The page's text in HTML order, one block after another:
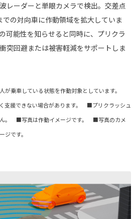
レーダーと単眼カメラで検出。交差点
の対向車に作動領域を拡大していま
可能性を知らせると同時に、プリクラ
突回避または被害軽減をサポートしま
が乗車している状態を作動対象としています。
支援できない場合があります。 ■プリクラッシュ
ん。 ■写真は作動イメージです。 ■写真のカメ
ジです。